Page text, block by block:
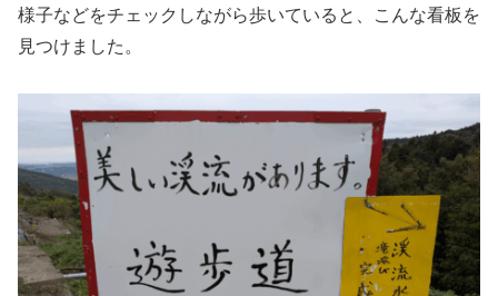
様子などをチェックしながら歩いていると、こんな看板を
見つけました。